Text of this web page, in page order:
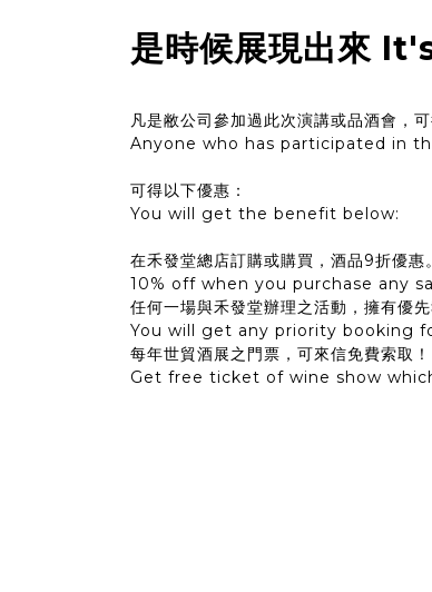
是時候展現出來
凡是敝公司參加過此次演講或品酒會，
Anyone who has participated in
可得以下優惠：
You will get the benefit below:
在禾發堂總店訂購或購買，酒品9折優惠。
10% off when you purchase any
任何一場與禾發堂辦理之活動，擁有優先
You will get any priority booking
每年世貿酒展之門票，可來信免費索取！
Get free ticket of wine show